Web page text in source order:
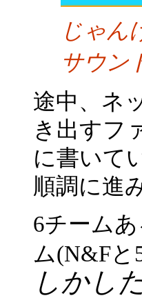
じゃん
サウン
途中、ネ
き出すフ
に書いて
順調に進
6チーム
ム(N&Fと
しかし